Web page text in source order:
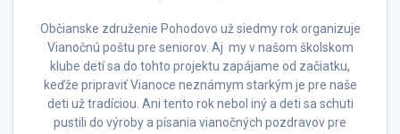
Občianske združenie Pohodovo už siedmy rok organizuje
Vianočnú poštu pre seniorov. Aj my v našom školskom
klube detí sa do tohto projektu zapájame od začiatku,
keďže pripraviť Vianoce neznámym starkým je pre naše
deti už tradíciou. Ani tento rok nebol iný a deti sa schuti
pustili do výroby a písania vianočných pozdravov pre